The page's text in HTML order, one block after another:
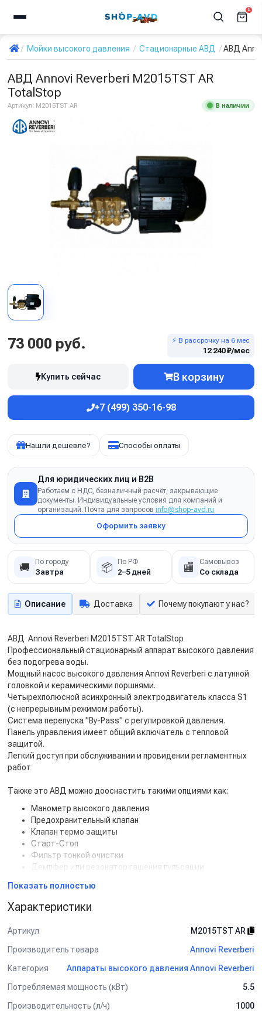
0
Мойки высокого давления Стационарные АВД АВД
АВД Annovi Reverberi M2015TST AR
TotalStop
Артикул: M2015TST AR В наличии
73 000 руб. ⚡ В рассрочку на 6 мес
12 240 ₽/мес
Купить сейчас В корзину
+7 (499) 350-16-98
Нашли дешевле? Способы оплаты
Для юридических лиц и B2B
Работаем с НДС, безналичный расчёт, закрывающие
документы. Индивидуальные условия для компаний и
организаций. Почта для запросов info@shop-avd.ru
Оформить заявку
🚚 По городу
Завтра 📦 По РФ
2–5 дней 🏬 Самовывоз
Со склада
Описание Доставка Почему покупают у нас?
АВД Annovi Reverberi M2015TST AR TotalStop
Профессиональный стационарный аппарат высокого давления
без подогрева воды.
Мощный насос высокого давления Annovi Reverberi с латунной
головкой и керамическими поршнями.
Четырехполюсной асинхронный электродвигатель класса S1
(с непрерывным режимом работы).
Система перепуска "By-Pass" с регулировкой давления.
Панель управления имеет общий включатель с тепловой
защитой.
Легкий доступ при обслуживании и провидении регламентных
работ
Также это АВД можно дооснастить такими опциями как:
Манометр высокого давления
Предохранительный клапан
Клапан термо защиты
Старт-Стоп
Фильтр тонкой очистки
Демпфер или резонатор гашения пульсации
Пульт дистанционного управления на 24V
Показать полностью
Характеристики
Артикул
M2015TST AR
Производитель товара
Annovi Reverberi
Категория
Аппараты высокого давления Annovi Reverberi
Потребляемая мощность (кВт)
5.5
Производительность (л/ч)
1000